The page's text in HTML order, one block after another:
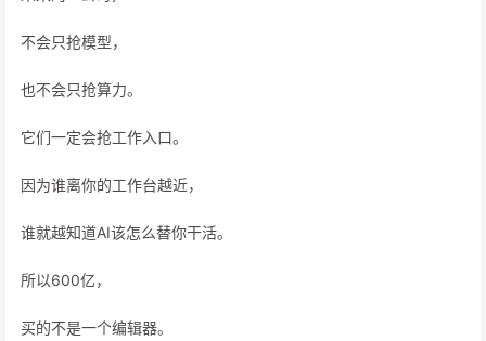
不会只抢模型，
也不会只抢算力。
它们一定会抢工作入口。
因为谁离你的工作台越近，
谁就越知道AI该怎么替你干活。
所以600亿，
买的不是一个编辑器。